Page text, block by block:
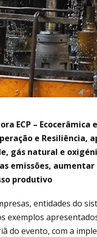
ECP –
e
gás natural e
emissões,
produtivo
entidades do
exemplos
do evento, com a